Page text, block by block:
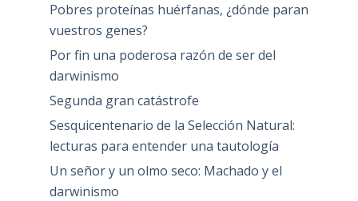
Pobres proteínas huérfanas, ¿dónde paran
vuestros genes?
Por fin una poderosa razón de ser del
darwinismo
Segunda gran catástrofe
Sesquicentenario de la Selección Natural:
lecturas para entender una tautología
Un señor y un olmo seco: Machado y el
darwinismo